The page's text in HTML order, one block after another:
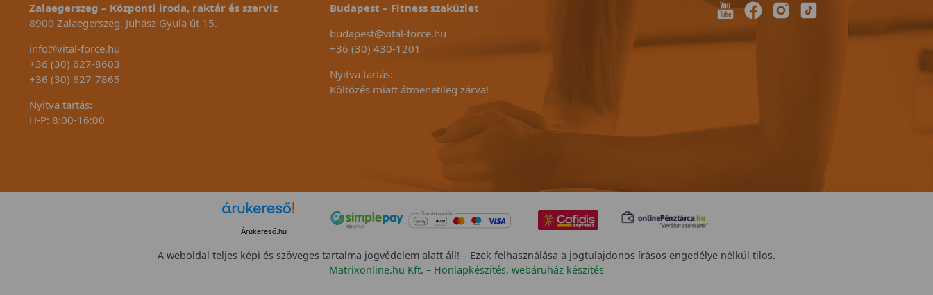
Zalaegerszeg – Központi iroda, raktár és szerviz
8900 Zalaegerszeg, Juhász Gyula út 15.
info@vital-force.hu
+36 (30) 627-8603
+36 (30) 627-7865
Nyitva tartás:
H-P: 8:00-16:00
Budapest – Fitness szaküzlet
budapest@vital-force.hu
+36 (30) 430-1201
Nyitva tartás:
Költözés miatt átmenetileg zárva!
Árukereső.hu
A weboldal teljes képi és szöveges tartalma jogvédelem alatt áll! – Ezek felhasználása a jogtulajdonos írásos engedélye nélkül tilos.
Matrixonline.hu Kft. – Honlapkészítés, webáruház készítés